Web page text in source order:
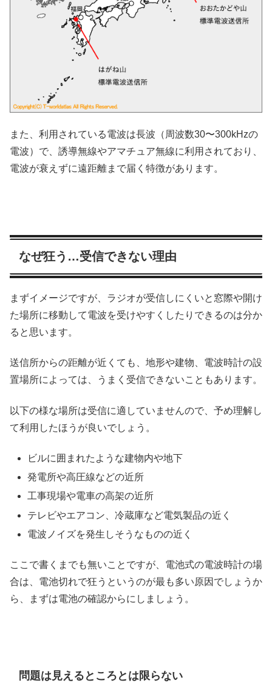
また、利用されている電波は長波（周波数30〜300kHzの
電波）で、誘導無線やアマチュア無線に利用されており、
電波が衰えずに遠距離まで届く特徴があります。
なぜ狂う…受信できない理由
まずイメージですが、ラジオが受信しにくいと窓際や開け
た場所に移動して電波を受けやすくしたりできるのは分か
ると思います。
送信所からの距離が近くても、地形や建物、電波時計の設
置場所によっては、うまく受信できないこともあります。
以下の様な場所は受信に適していませんので、予め理解し
て利用したほうが良いでしょう。
ビルに囲まれたような建物内や地下
発電所や高圧線などの近所
工事現場や電車の高架の近所
テレビやエアコン、冷蔵庫など電気製品の近く
電波ノイズを発生しそうなものの近く
ここで書くまでも無いことですが、電池式の電波時計の場
合は、電池切れで狂うというのが最も多い原因でしょうか
ら、まずは電池の確認からにしましょう。
問題は見えるところとは限らない